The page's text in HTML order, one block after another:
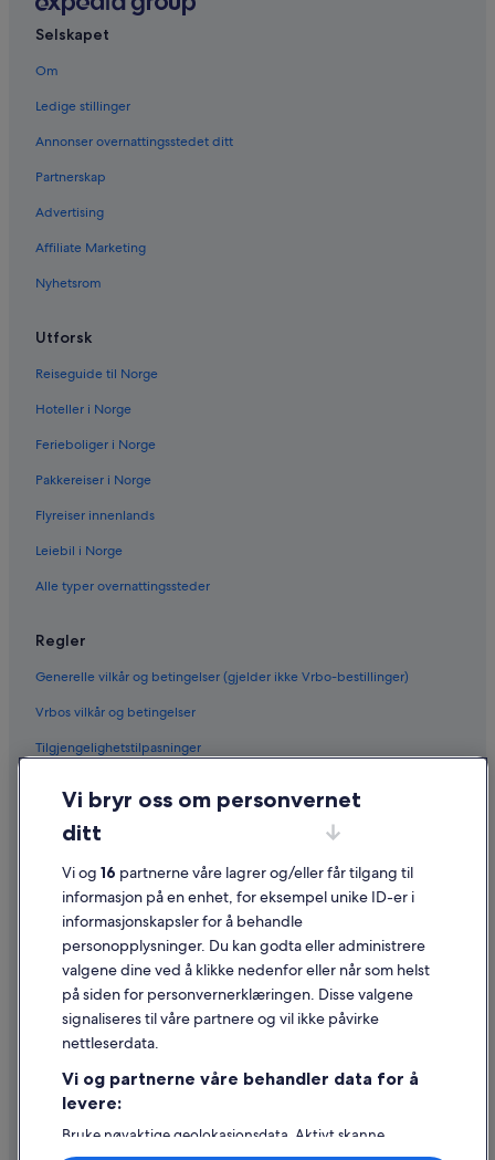
Selskapet
Om
Ledige stillinger
Annonser overnattingsstedet ditt
Partnerskap
Advertising
Affiliate Marketing
Nyhetsrom
Utforsk
Reiseguide til Norge
Hoteller i Norge
Ferieboliger i Norge
Pakkereiser i Norge
Flyreiser innenlands
Leiebil i Norge
Alle typer overnattingssteder
Regler
Generelle vilkår og betingelser (gjelder ikke Vrbo-bestillinger)
Vrbos vilkår og betingelser
Tilgjengelighetstilpasninger
Juridisk informasjon / kontakt oss
Retningslinjer for innhold og rapportering av innhold
Hjelp
Kontakt oss
Avbestille eller endre bestillingen
Refusjonsprosessen og tidsrammer for refusjon
Internasjonale reisedokumenter
Vi bryr oss om personvernet
ditt
Vi og 16 partnerne våre lagrer og/eller får tilgang til
informasjon på en enhet, for eksempel unike ID-er i
informasjonskapsler for å behandle
personopplysninger. Du kan godta eller administrere
valgene dine ved å klikke nedenfor eller når som helst
på siden for personvernerklæringen. Disse valgene
signaliseres til våre partnere og vil ikke påvirke
nettleserdata.
Vi og partnerne våre behandler data for å
levere:
Bruke nøyaktige geolokasjonsdata. Aktivt skanne
enhetsegenskaper for identifikasjon. Lagre og/eller få